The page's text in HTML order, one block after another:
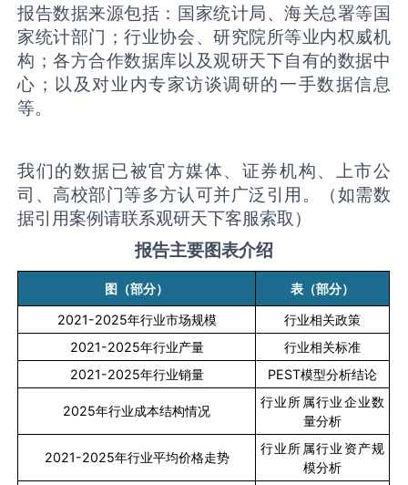
报告数据来源包括：国家统计局、海关总署等国
家统计部门；行业协会、研究院所等业内权威机
构；各方合作数据库以及观研天下自有的数据中
心；以及对业内专家访谈调研的一手数据信息
等。
我们的数据已被官方媒体、证券机构、上市公
司、高校部门等多方认可并广泛引用。（如需数
据引用案例请联系观研天下客服索取）
报告主要图表介绍
图（部分）
表（部分）
2021-2025年行业市场规模
行业相关政策
2021-2025年行业产量
行业相关标准
2021-2025年行业销量 PEST模型分析结论
2025年行业成本结构情况
行业所属行业企业数
量分析
2021-2025年行业平均价格走势
行业所属行业资产规
模分析